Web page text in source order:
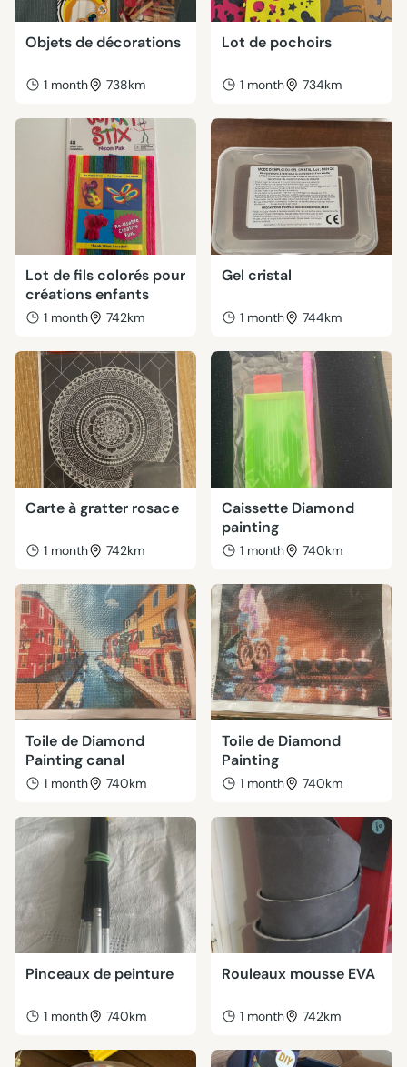
Objets de décorations
1 month 738km
Lot de pochoirs
1 month 734km
Lot de fils colorés pour
créations enfants
1 month 742km
Gel cristal
1 month 744km
Carte à gratter rosace
1 month 742km
Caissette Diamond
painting
1 month 740km
Toile de Diamond
Painting canal
1 month 740km
Toile de Diamond
Painting
1 month 740km
Pinceaux de peinture
1 month 740km
Rouleaux mousse EVA
1 month 742km